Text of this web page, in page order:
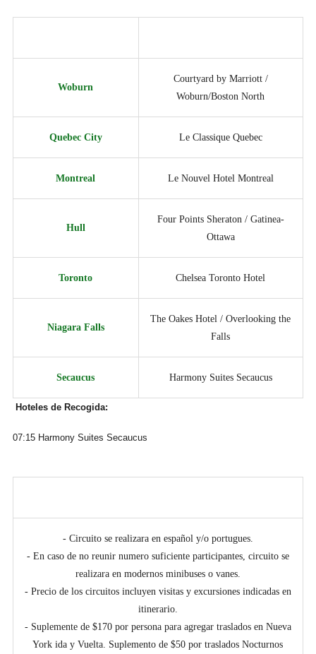
Woburn
Courtyard by Marriott /
Woburn/Boston North
Quebec City Le Classique Quebec
Montreal Le Nouvel Hotel Montreal
Hull
Four Points Sheraton / Gatinea-
Ottawa
Toronto Chelsea Toronto Hotel
Niagara Falls
The Oakes Hotel / Overlooking the
Falls
Secaucus Harmony Suites Secaucus
Hoteles de Recogida:
07:15 Harmony Suites Secaucus
- Circuito se realizara en español y/o portugues.
- En caso de no reunir numero suficiente participantes, circuito se
realizara en modernos minibuses o vanes.
- Precio de los circuitos incluyen visitas y excursiones indicadas en
itinerario.
- Suplemente de $170 por persona para agregar traslados en Nueva
York ida y Vuelta. Suplemento de $50 por traslados Nocturnos